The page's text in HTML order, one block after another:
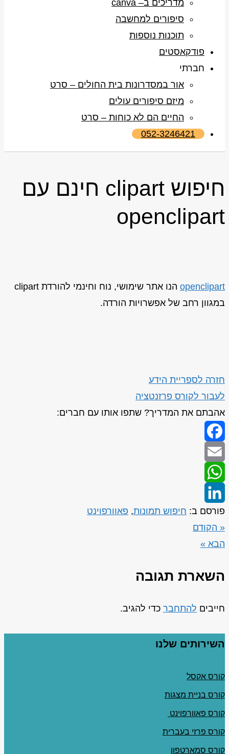
מדריכים ב– canva
סיפורים למחשבה
תוכנות נוספות
פודקאסטים
חברתי
אור במסדרונות בית החולים – סרט
מיזם סיפורים עולים
החיים הם לא כוחות – סרט
052-3246421
חיפוש clipart חינם עם
openclipart
openclipart
הנו אתר שימושי, נוח וחינמי להורדת clipart
במגוון רחב של אפשרויות הורדה.
חזרה לספריית הידע
לעבור לקורס פרזנטציה
אהבתם את המדריך? שתפו אותו עם חברים:
Facebook
Email
WhatsApp
LinkedIn
פורסם ב: חיפוש תמונות, פאוורפוינט
« הקודם
הבא »
השארת תגובה
חייבים להתחבר כדי להגיב.
השירותים שלנו
קורס אקסל
קורס בניית מצגות
קורס פאוורפוינט
קורס פרזי בעברית
קורס סמארטפון